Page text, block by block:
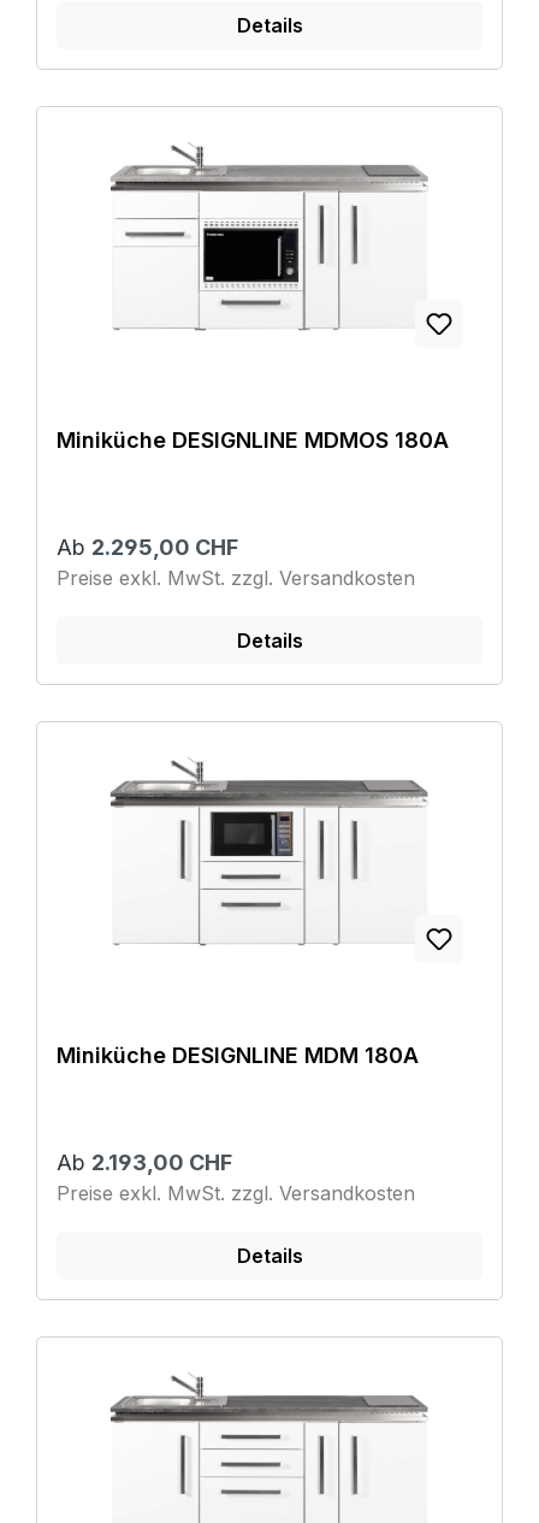
Details
Miniküche DESIGNLINE MDMOS 180A
Ab 2.295,00 CHF
Preise exkl. MwSt. zzgl. Versandkosten
Details
Miniküche DESIGNLINE MDM 180A
Ab 2.193,00 CHF
Preise exkl. MwSt. zzgl. Versandkosten
Details